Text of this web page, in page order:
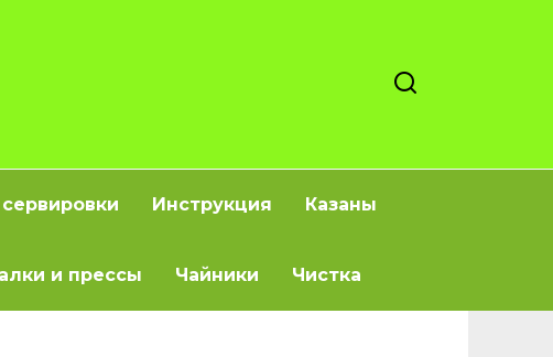
Инструкция Казаны
и прессы Чайники Чистка